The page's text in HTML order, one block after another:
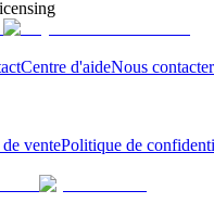
Centre d'aideNous contacter
ventePolitique de